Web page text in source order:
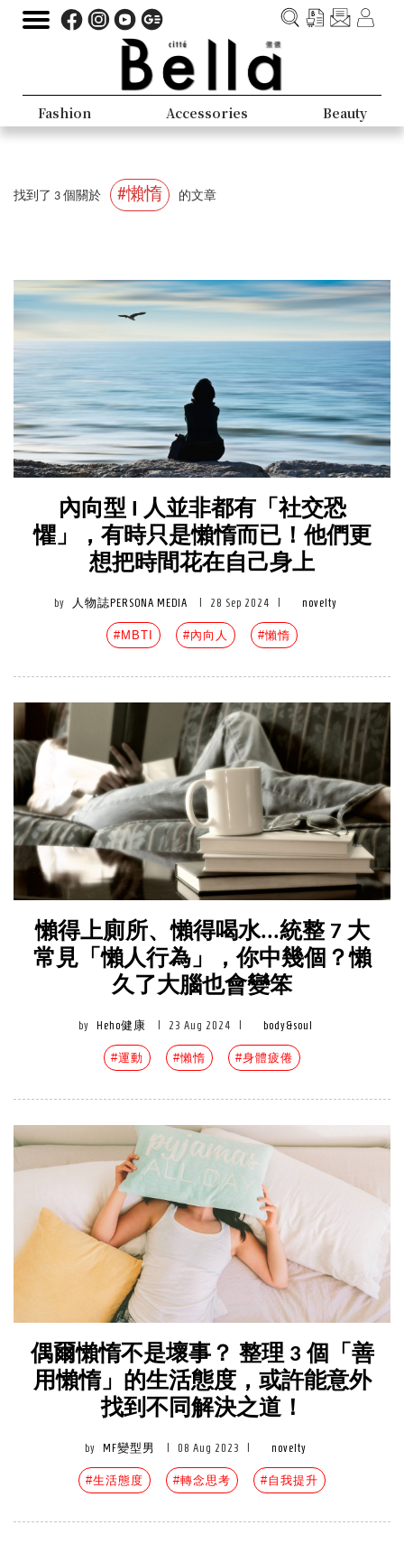
Fashion Accessories Beauty
找到了 3 個關於 #懶惰 的文章
內向型 I 人並非都有「社交恐
懼」，有時只是懶惰而已！他們更
想把時間花在自己身上
by 人物誌PERSONA MEDIA 28 Sep 2024 novelty
#MBTI #內向人 #懶惰
懶得上廁所、懶得喝水...統整 7 大
常見「懶人行為」，你中幾個？懶
久了大腦也會變笨
by Heho健康 23 Aug 2024 body&soul
#運動 #懶惰 #身體疲倦
偶爾懶惰不是壞事？ 整理 3 個「善
用懶惰」的生活態度，或許能意外
找到不同解決之道！
by MF變型男 08 Aug 2023 novelty
#生活態度 #轉念思考 #自我提升